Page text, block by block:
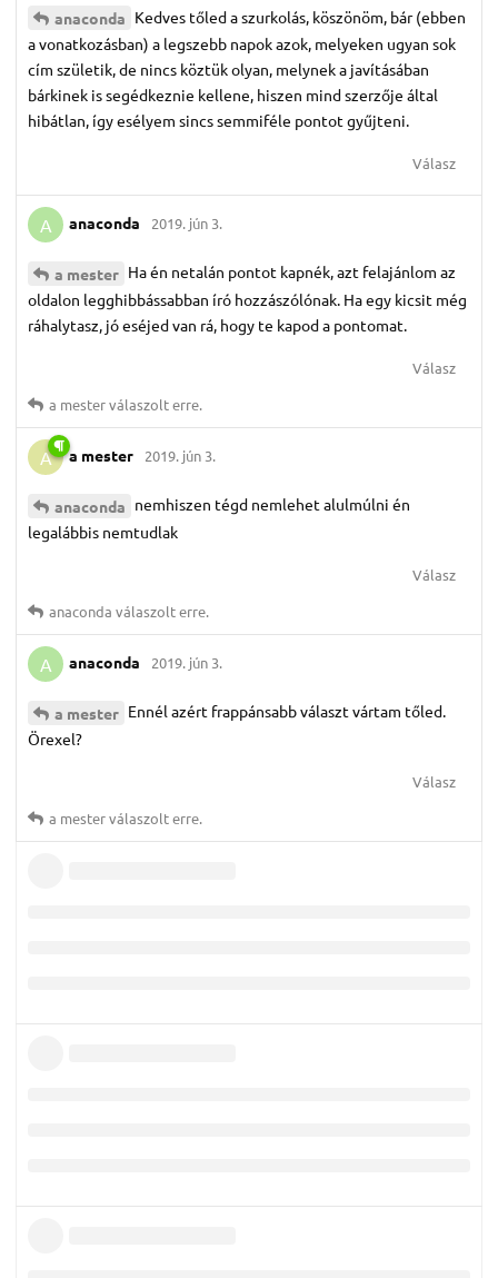
anaconda Kedves tőled a szurkolás, köszönöm, bár (ebben
a vonatkozásban) a legszebb napok azok, melyeken ugyan sok
cím születik, de nincs köztük olyan, melynek a javításában
bárkinek is segédkeznie kellene, hiszen mind szerzője által
hibátlan, így esélyem sincs semmiféle pontot gyűjteni.
Válasz
A anaconda 2019. jún 3.
a mester Ha én netalán pontot kapnék, azt felajánlom az
oldalon legghibbássabban író hozzászólónak. Ha egy kicsit még
ráhalytasz, jó eséjed van rá, hogy te kapod a pontomat.
Válasz
a mesterválaszolt erre.
A a mester 2019. jún 3.
anaconda nemhiszen tégd nemlehet alulmúlni én
legalábbis nemtudlak
Válasz
anaconda válaszolt erre.
A anaconda 2019. jún 3.
a mester Ennél azért frappánsabb választ vártam tőled.
Örexel?
Válasz
a mesterválaszolt erre.